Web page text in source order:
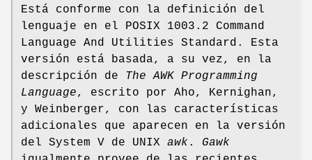
Está conforme con la definición del
lenguaje en el POSIX 1003.2 Command
Language And Utilities Standard. Esta
versión está basada, a su vez, en la
descripción de The AWK Programming
Language, escrito por Aho, Kernighan,
y Weinberger, con las características
adicionales que aparecen en la versión
del System V de UNIX awk . Gawk